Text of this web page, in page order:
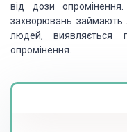
від дози
захворювань займають
людей, виявляється
опромінення.